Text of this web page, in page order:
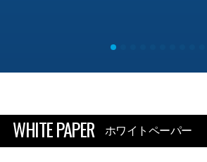
WHITE PAPER ホワイトペーパー